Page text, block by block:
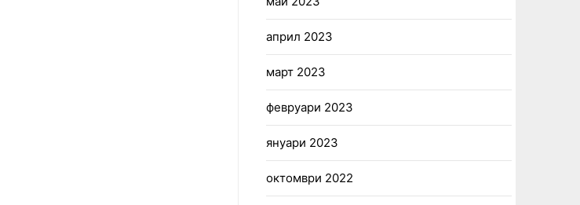
април 2023
март 2023
февруари 2023
януари 2023
октомври 2022